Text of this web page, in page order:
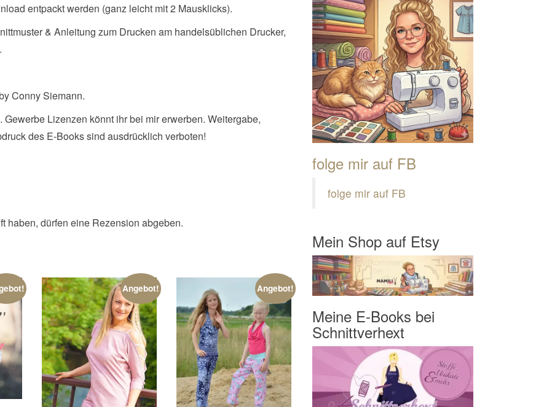
entpackt werden (ganz leicht mit 2 Mausklicks).
& Anleitung zum Drucken am handelsüblichen Drucker,
Conny Siemann.
Lizenzen könnt ihr bei mir erwerben. Weitergabe,
des E-Books sind ausdrücklich verboten!
haben, dürfen eine Rezension abgeben.
Angebot! Angebot!
folge mir auf FB
folge mir auf FB
Mein Shop auf Etsy
Meine E-Books bei
Schnittverhext